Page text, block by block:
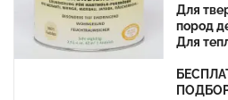
Для
пород
Для